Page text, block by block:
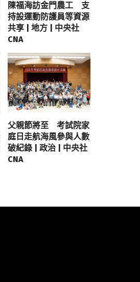
陳福海訪金門農工 支
持設運動防護員等資源
共享 | 地方 | 中央社
CNA
父親節將至 考試院家
庭日走航海風參與人數
破紀錄 | 政治 | 中央社
CNA